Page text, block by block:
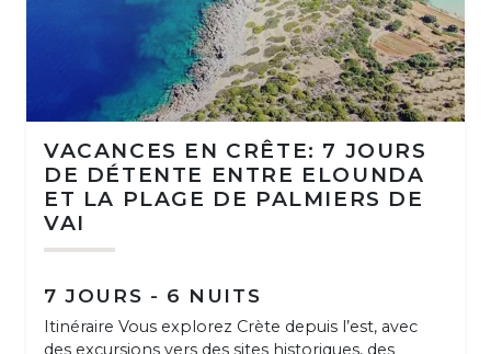
VACANCES EN CRÊTE: 7 JOURS
DE DÉTENTE ENTRE ELOUNDA
ET LA PLAGE DE PALMIERS DE
VAI
7 JOURS - 6 NUITS
Itinéraire Vous explorez Crète depuis l’est, avec
des excursions vers des sites historiques, des